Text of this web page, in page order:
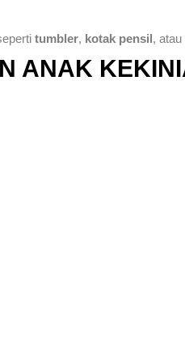
tumbler, kotak pensil, atau
ANAK